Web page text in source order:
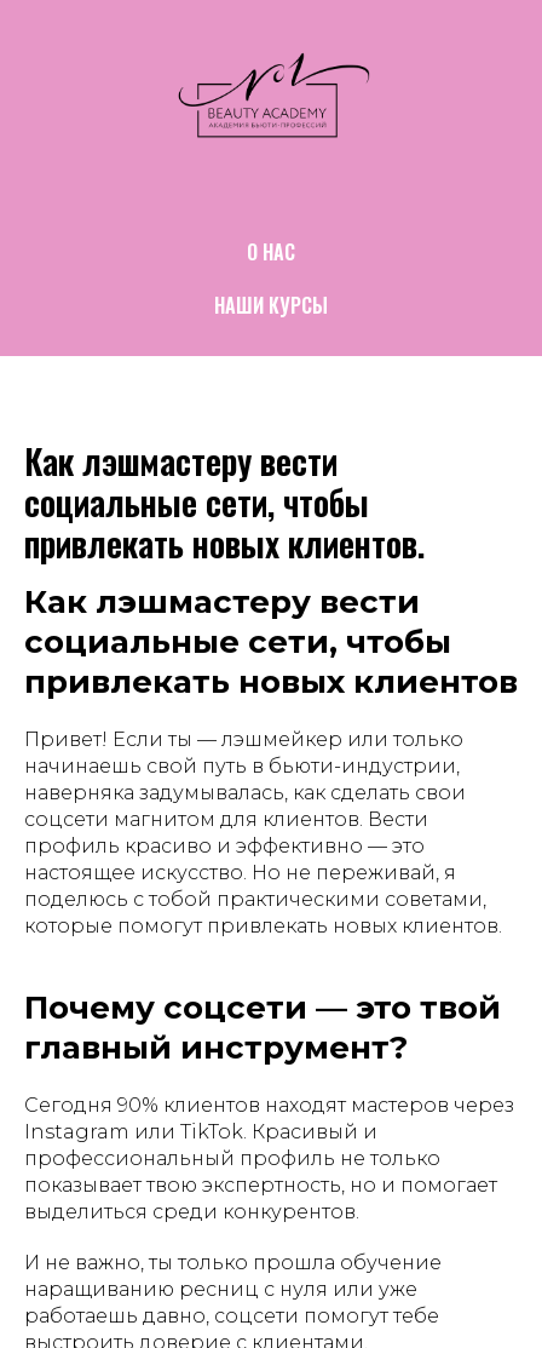
О НАС
НАШИ КУРСЫ
Как лэшмастеру вести
социальные сети, чтобы
привлекать новых клиентов.
Как лэшмастеру вести
социальные сети, чтобы
привлекать новых клиентов
Привет! Если ты — лэшмейкер или только
начинаешь свой путь в бьюти-индустрии,
наверняка задумывалась, как сделать свои
соцсети магнитом для клиентов. Вести
профиль красиво и эффективно — это
настоящее искусство. Но не переживай, я
поделюсь с тобой практическими советами,
которые помогут привлекать новых клиентов.
Почему соцсети — это твой
главный инструмент?
Сегодня 90% клиентов находят мастеров через
Instagram или TikTok. Красивый и
профессиональный профиль не только
показывает твою экспертность, но и помогает
выделиться среди конкурентов.
И не важно, ты только прошла обучение
наращиванию ресниц с нуля или уже
работаешь давно, соцсети помогут тебе
выстроить доверие с клиентами.